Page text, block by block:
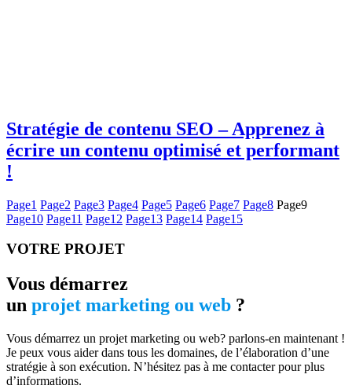
Stratégie de contenu SEO – Apprenez à
écrire un contenu optimisé et performant
!
Page1 Page2 Page3 Page4 Page5 Page6 Page7 Page8 Page9
Page10 Page11 Page12 Page13 Page14 Page15
VOTRE PROJET
Vous démarrez
un projet marketing ou web ?
Vous démarrez un projet marketing ou web? parlons-en maintenant !
Je peux vous aider dans tous les domaines, de l’élaboration d’une
stratégie à son exécution. N’hésitez pas à me contacter pour plus
d’informations.